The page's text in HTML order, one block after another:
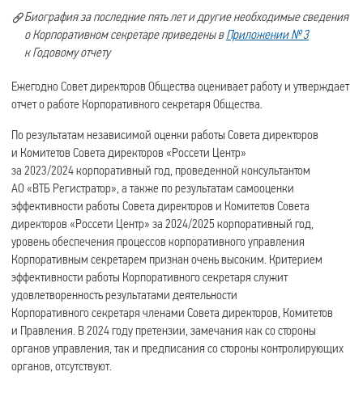
Биография за последние пять лет и другие необходимые сведения
о Корпоративном секретаре приведены вПриложении № 3
к Годовому отчету
Ежегодно Совет директоров Общества оценивает работу и утверждает
отчет о работе Корпоративного секретаря Общества.
По результатам независимой оценки работы Совета директоров
и Комитетов Совета директоров «Россети Центр»
за 2023/2024 корпоративный год, проведенной консультантом
АО «ВТБ Регистратор», а также по результатам самооценки
эффективности работы Совета директоров и Комитетов Совета
директоров «Россети Центр» за 2024/2025 корпоративный год,
уровень обеспечения процессов корпоративного управления
Корпоративным секретарем признан очень высоким. Критерием
эффективности работы Корпоративного секретаря служит
удовлетворенность результатами деятельности
Корпоративного секретаря членами Совета директоров, Комитетов
и Правления. В 2024 году претензии, замечания как со стороны
органов управления, так и предписания со стороны контролирующих
органов, отсутствуют.